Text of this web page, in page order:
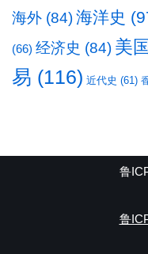
海外 (84)海洋史
(66) 经济史 (84) 美国
易 (116) 近代史 (61)
鲁
鲁